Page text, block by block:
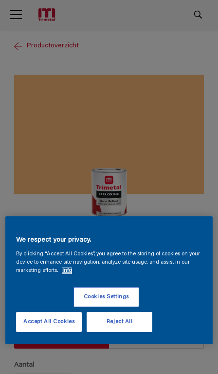
Productoverzicht
Steloxine Decor Brillant
Verpakkingsgrootte
Aantal
We respect your privacy.
By clicking “Accept All Cookies”, you agree to the storing of cookies on your
device to enhance site navigation, analyze site usage, and assist in our
marketing efforts.
Info
Cookies Settings
Reject All
Accept All Cookies